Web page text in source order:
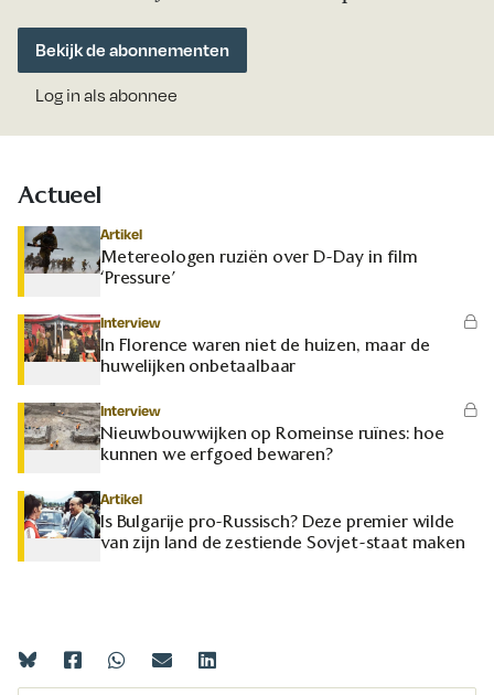
Bekijk de abonnementen
Log in als abonnee
Actueel
Artikel
Metereologen ruziën over D-Day in film
‘Pressure’
Interview
In Florence waren niet de huizen, maar de
huwelijken onbetaalbaar
Interview
Nieuwbouwwijken op Romeinse ruïnes: hoe
kunnen we erfgoed bewaren?
Artikel
Is Bulgarije pro-Russisch? Deze premier wilde
van zijn land de zestiende Sovjet-staat maken